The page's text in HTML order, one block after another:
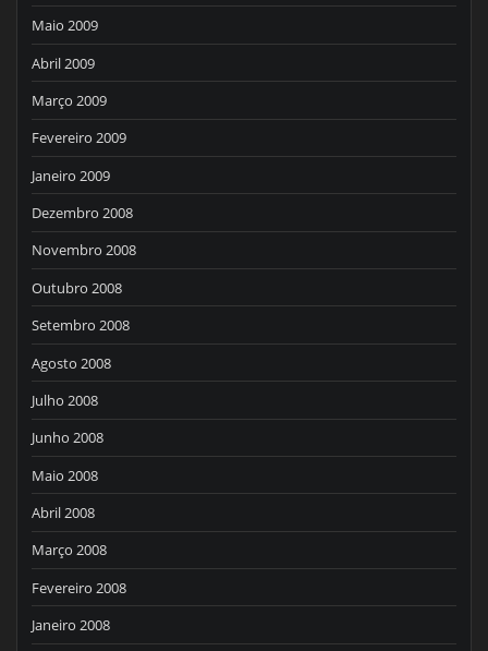
Maio 2009
Abril 2009
Março 2009
Fevereiro 2009
Janeiro 2009
Dezembro 2008
Novembro 2008
Outubro 2008
Setembro 2008
Agosto 2008
Julho 2008
Junho 2008
Maio 2008
Abril 2008
Março 2008
Fevereiro 2008
Janeiro 2008